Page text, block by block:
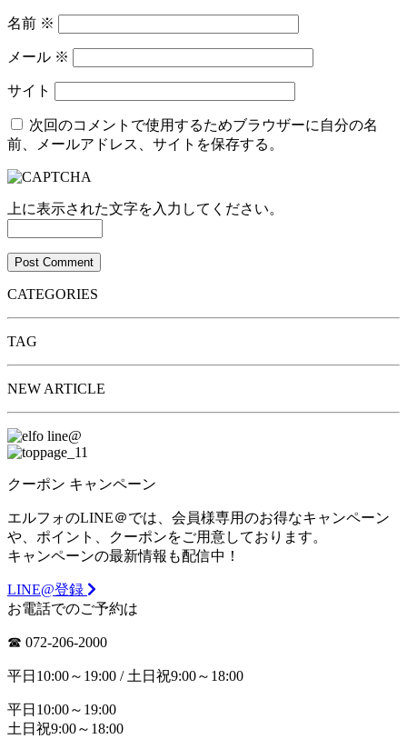
名前 ※
メール ※
サイト
次回のコメントで使用するためブラウザーに自分の名
前、メールアドレス、サイトを保存する。
上に表示された文字を入力してください。
CATEGORIES
TAG
NEW ARTICLE
クーポン キャンペーン
エルフォのLINE＠では、会員様専用のお得なキャンペーン
や、ポイント、クーポンをご用意しております。
キャンペーンの最新情報も配信中！
LINE@登録
お電話でのご予約は
☎︎ 072-206-2000
平日10:00～19:00 / 土日祝9:00～18:00
平日10:00～19:00
土日祝9:00～18:00